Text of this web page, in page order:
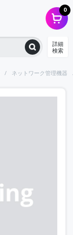
0
詳細
検索
ネットワーク管理機器